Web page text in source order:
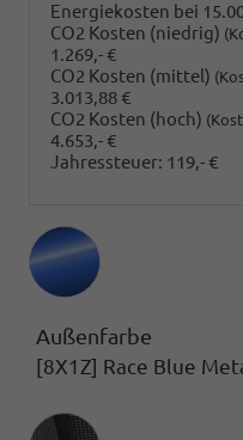
Energiekosten bei
CO2 Kosten (niedrig)
1.269,- €
CO2 Kosten (mittel)
3.013,88 €
CO2 Kosten (hoch)
4.653,- €
Jahressteuer: 119,- €
Außenfarbe
[8X1Z] Race Blue
Innenausstattung